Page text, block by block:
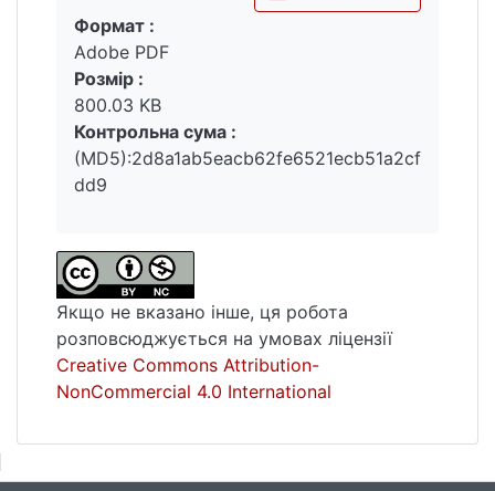
проаналізовано функції неологізмів та їхню
стилістичну роль у текстах суспільно-
політичної тематики. Розглянуто
метафоризацію як спосіб творення
семантичних неологізмів.
Вантажиться...
Формат :
Adobe PDF
Розмір :
800.03 KB
Контрольна сума :
(MD5):2d8a1ab5eacb62fe6521ecb51a2cf
dd9
Якщо не вказано інше, ця робота
розповсюджується на умовах ліцензії
Creative Commons Attribution-
NonCommercial 4.0 International